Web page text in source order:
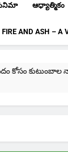
ఆధ్యాత్మికం
FIRE AND ASH – A
కుటుంబాల నాశనం!